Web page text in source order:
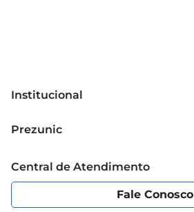
Institucional
Grupo Cencosud
Política de Privacidade
Portal do fornecedor
Prezunic
Código de Ética
App Prezunic
Central de Atendimento
Fale Conosco